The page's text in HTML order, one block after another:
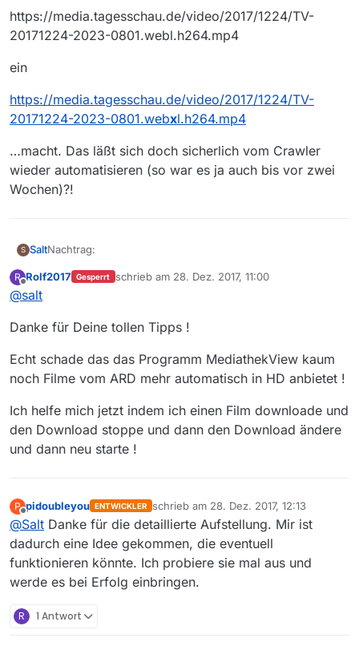
https://media.tagesschau.de/video/2017/1224/TV-
20171224-2023-0801.webl.h264.mp4
ein
https://media.tagesschau.de/video/2017/1224/TV-
20171224-2023-0801.webxl.h264.mp4
…macht. Das läßt sich doch sicherlich vom Crawler
wieder automatisieren (so war es ja auch bis vor zwei
Wochen)?!
S SaltNachtrag:
Mittlerweile sind auch reine ARD Sendungen wie die
den beiden Auflösungen:
20171224-2023-0801.webl.h264.mp4
https://download.media.tagesschau.de/video/2017/1224/T
V-20171224-2023-0801.websm.h264.mp4
Die HD Version ist aber leicht zu “erbasteln”, indem man
aus…
https://media.tagesschau.de/video/2017/1224/TV-
20171224-2023-0801.webl.h264.mp4
20171224-2023-0801.webxl.h264.mp4
…macht. Das läßt sich doch sicherlich vom Crawler wieder
automatisieren (so war es ja auch bis vor zwei Wochen)?!
R
Offline
Rolf2017 Gesperrt schrieb am 28. Dez. 2017, 11:00
zuletzt editiert von
@salt
Danke für Deine tollen Tipps !
Echt schade das das Programm MediathekView kaum
noch Filme vom ARD mehr automatisch in HD anbietet !
Ich helfe mich jetzt indem ich einen Film downloade und
den Download stoppe und dann den Download ändere
und dann neu starte !
P
Offline
pidoubleyou ENTWICKLER schrieb am 28. Dez. 2017, 12:13
zuletzt editiert von
@Salt Danke für die detaillierte Aufstellung. Mir ist
dadurch eine Idee gekommen, die eventuell
funktionieren könnte. Ich probiere sie mal aus und
werde es bei Erfolg einbringen.
R 1 Antwort